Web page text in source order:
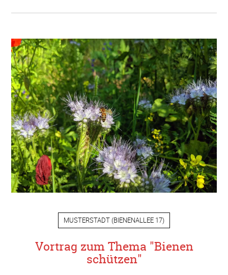
MUSTERSTADT (BIENENALLEE 17)
Vortrag zum Thema "Bienen
schützen"